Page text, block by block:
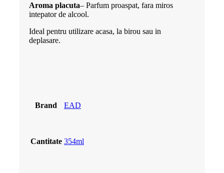
Aroma placuta– Parfum proaspat, fara miros
intepator de alcool.
Ideal pentru utilizare acasa, la birou sau in
deplasare.
Brand EAD
Cantitate 354ml